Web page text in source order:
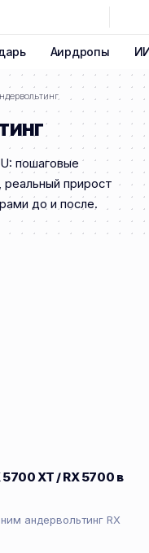
Аирдропы
пошаговые
прирост
до и после.
XT / RX 5700 в
андервольтинг RX